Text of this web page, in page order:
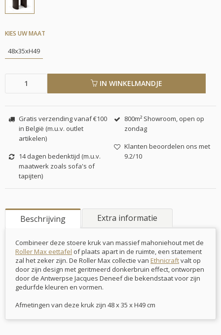
KIES UW MAAT
48x35xH49
IN WINKELMANDJE
Gratis verzending vanaf €100
in België (m.u.v. outlet
artikelen)
14 dagen bedenktijd (m.u.v.
maatwerk zoals sofa's of
tapijten)
800m² Showroom, open op
zondag
Klanten beoordelen ons met
9.2/10
Beschrijving Extra informatie
Combineer deze stoere kruk van massief mahoniehout met de
Roller Max eettafel of plaats apart in de ruimte, een statement
zal het zeker zijn. De Roller Max collectie van Ethnicraftvalt op
door zijn design met geritmeerd donkerbruin effect, ontworpen
door de Antwerpse Jacques Deneef die bekendstaat voor zijn
gedurfde kleuren en vormen.
Afmetingen van deze kruk zijn 48 x 35 x H49 cm